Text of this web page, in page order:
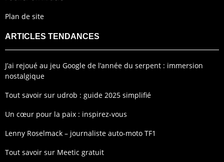
Plan de site
ARTICLES TENDANCES
J’ai rejoué au jeu Google de l’année du serpent : immersion
nostalgique
Tout savoir sur udrob : guide 2025 simplifié
Un cœur pour la paix : inspirez-vous
Lenny Roselmack – journaliste auto-moto TF1
Tout savoir sur Meetic gratuit